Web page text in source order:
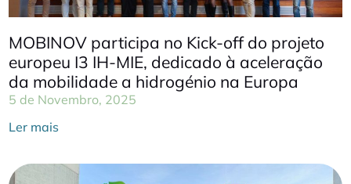
MOBINOV participa no Kick-off do projeto
europeu I3 IH-MIE, dedicado à aceleração
da mobilidade a hidrogénio na Europa
5 de Novembro, 2025
Ler mais